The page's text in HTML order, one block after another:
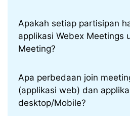
Apakah setiap partisipan
applikasi Webex Meetings
Meeting?
Apa perbedaan join
(applikasi web) dan
desktop/Mobile?